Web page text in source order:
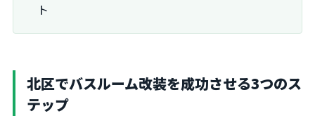
ト
北区でバスルーム改装を成功させる3つのス
テップ